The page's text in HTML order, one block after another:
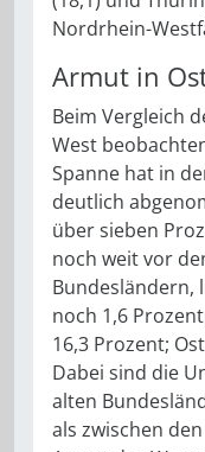
Nordrhein-
Armut in
Beim Vergleich
West
Spanne hat in
deutlich
über sieben
noch weit vor
Bundesländern,
noch 1,6
16,3 Prozent;
Dabei sind die
alten
als zwischen